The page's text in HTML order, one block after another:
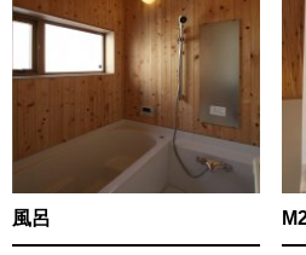
風呂